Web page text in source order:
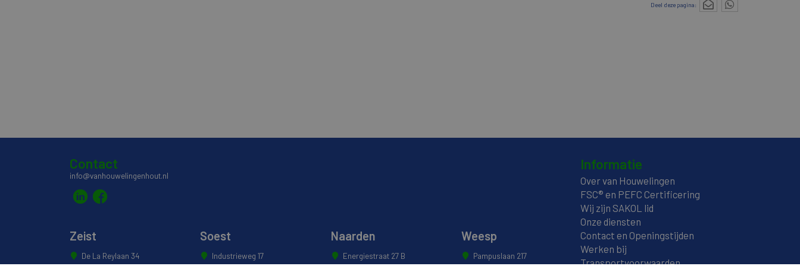
Deel deze pagina:
Contact
info@vanhouwelingenhout.nl
Zeist
De La Reylaan 34
Soest
Industrieweg 17
Naarden
Energiestraat 27 B
Weesp
Pampuslaan 217
Informatie
Over van Houwelingen
FSC® en PEFC Certificering
Wij zijn SAKOL lid
Onze diensten
Contact en Openingstijden
Werken bij
Transportvoorwaarden